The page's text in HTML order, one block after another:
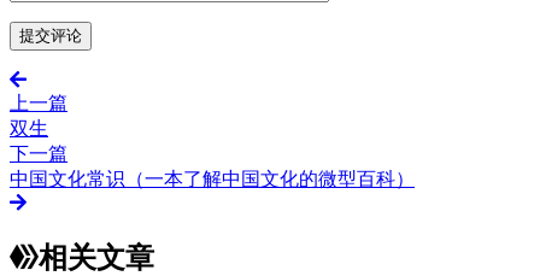
上一篇
双生
下一篇
中国文化常识（一本了解中国文化的微型百科）
相关文章